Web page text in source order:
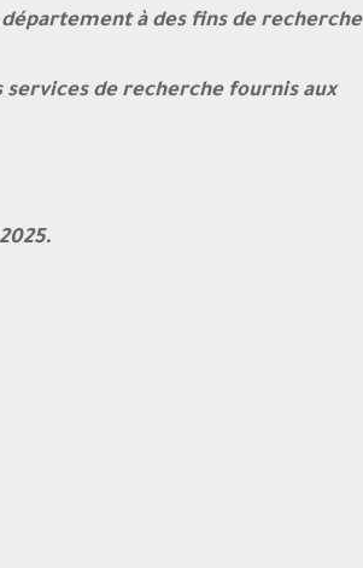
à des fins de recherche
de recherche fournis aux